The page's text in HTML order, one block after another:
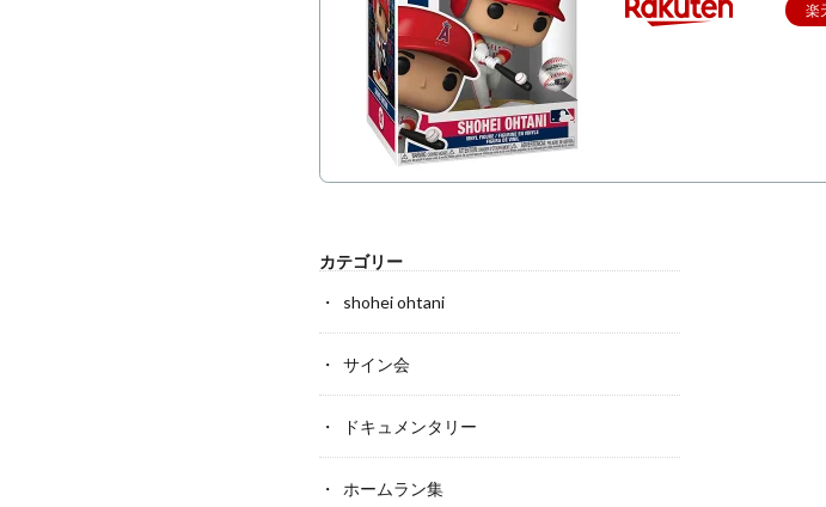
楽
カテゴリー
shohei ohtani
サイン会
ドキュメンタリー
ホームラン集